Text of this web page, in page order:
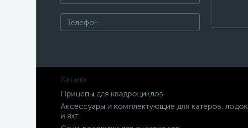
Каталог
Прицепы для квадроциклов
Аксессуары и комплектующие для катеров, лодок
и яхт